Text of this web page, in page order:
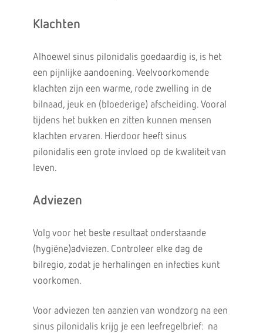
Klachten
Alhoewel sinus pilonidalis goedaardig is, is het
een pijnlijke aandoening. Veelvoorkomende
klachten zijn een warme, rode zwelling in de
bilnaad, jeuk en (bloederige) afscheiding. Vooral
tijdens het bukken en zitten kunnen mensen
klachten ervaren. Hierdoor heeft sinus
pilonidalis een grote invloed op de kwaliteit van
leven.
Adviezen
Volg voor het beste resultaat onderstaande
(hygiëne)adviezen. Controleer elke dag de
bilregio, zodat je herhalingen en infecties kunt
voorkomen.
Voor adviezen ten aanzien van wondzorg na een
sinus pilonidalis krijg je een leefregelbrief: na